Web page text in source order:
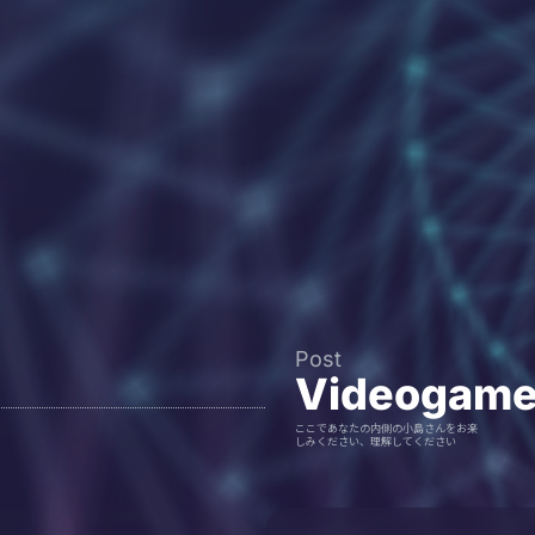
Post
ここであなたの内側の小島さんをお楽
しみください、理解してください